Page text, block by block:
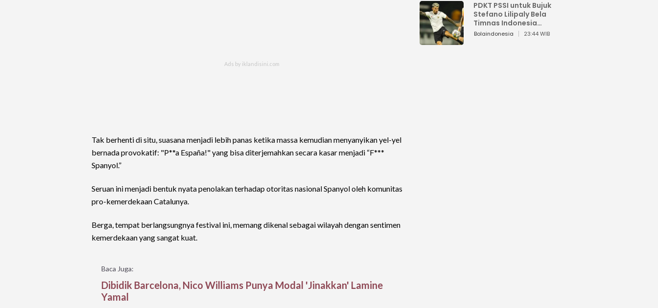
Tak berhenti di situ, suasana menjadi lebih panas ketika massa kemudian menyanyikan yel-yel
bernada provokatif: "P**a España!" yang bisa diterjemahkan secara kasar menjadi “F***
Spanyol.”
Seruan ini menjadi bentuk nyata penolakan terhadap otoritas nasional Spanyol oleh komunitas
pro-kemerdekaan Catalunya.
Berga, tempat berlangsungnya festival ini, memang dikenal sebagai wilayah dengan sentimen
kemerdekaan yang sangat kuat.
Baca Juga:
Dibidik Barcelona, Nico Williams Punya Modal 'Jinakkan' Lamine
Yamal
PDKT PSSI untuk Bujuk
Stefano Lilipaly Bela
Timnas Indonesia
Berakhir Berantakan
Bolaindonesia 23:44 WIB